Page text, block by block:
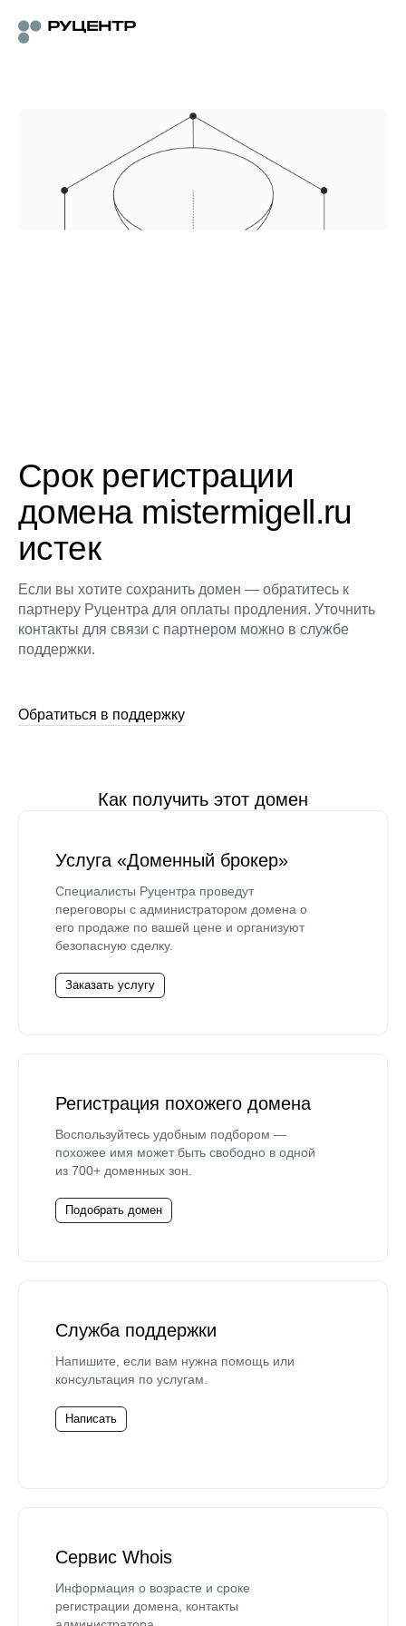
Срок регистрации
домена mistermigell.ru
истек
Если вы хотите сохранить домен — обратитесь к
партнеру Руцентра для оплаты продления. Уточнить
контакты для связи с партнером можно в службе
поддержки.
Обратиться в поддержку
Как получить этот домен
Услуга «Доменный брокер»
Специалисты Руцентра проведут
переговоры с администратором домена о
его продаже по вашей цене и организуют
безопасную сделку.
Заказать услугу
Регистрация похожего домена
Воспользуйтесь удобным подбором —
похожее имя может быть свободно в одной
из 700+ доменных зон.
Подобрать домен
Служба поддержки
Напишите, если вам нужна помощь или
консультация по услугам.
Написать
Сервис Whois
Информация о возрасте и сроке
регистрации домена, контакты